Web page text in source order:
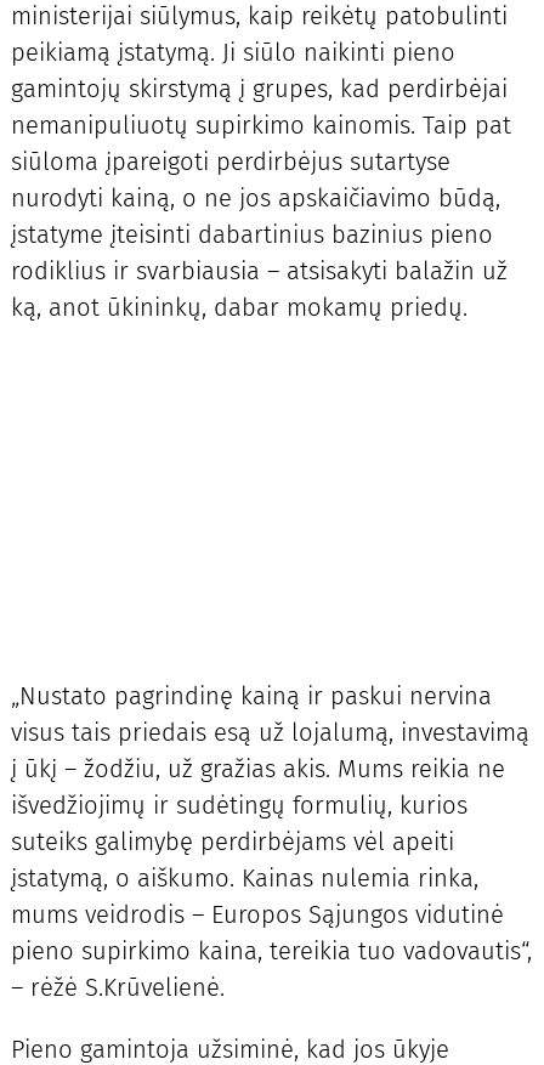
ministerijai siūlymus, kaip reikėtų patobulinti
peikiamą įstatymą. Ji siūlo naikinti pieno
gamintojų skirstymą į grupes, kad perdirbėjai
nemanipuliuotų supirkimo kainomis. Taip pat
siūloma įpareigoti perdirbėjus sutartyse
nurodyti kainą, o ne jos apskaičiavimo būdą,
įstatyme įteisinti dabartinius bazinius pieno
rodiklius ir svarbiausia – atsisakyti balažin už
ką, anot ūkininkų, dabar mokamų priedų.
„Nustato pagrindinę kainą ir paskui nervina
visus tais priedais esą už lojalumą, investavimą
į ūkį – žodžiu, už gražias akis. Mums reikia ne
išvedžiojimų ir sudėtingų formulių, kurios
suteiks galimybę perdirbėjams vėl apeiti
įstatymą, o aiškumo. Kainas nulemia rinka,
mums veidrodis – Europos Sąjungos vidutinė
pieno supirkimo kaina, tereikia tuo vadovautis“,
– rėžė S.Krūvelienė.
Pieno gamintoja užsiminė, kad jos ūkyje